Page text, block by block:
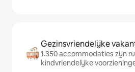
Gezinsvriendelijke
1.350 accommodaties zijn
kindvriendelijke